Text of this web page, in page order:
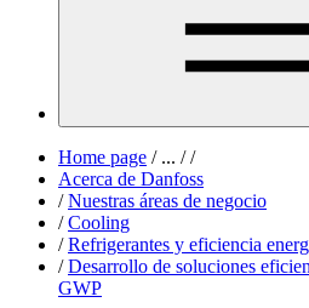
Home page /... / /
Acerca de Danfoss
/ Nuestras áreas de negocio
/ Cooling
/ Refrigerantes y eficiencia
/ Desarrollo de soluciones
GWP